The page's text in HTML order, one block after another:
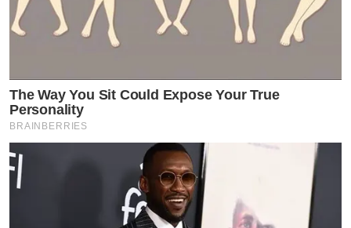
ทำร้ายสุขภาพคุณทุกวัน เพื่อป้องกันเราจำเป็นต้องทาน
อาหารเสริมบำรุงตับฮอกเก๊ตไธโอน ที่ประกอบด้วยสมุนไพร
ตับ อายุ35ปีขึ้นไป จำเป็นต้องทานวันละ1เม็ด เพราะตับ
เป็นอวัยวะที่รับของเสีย หากตับพังสุขภาพพัง
กดลิ้งค์รับข้อมูล อาหารเสริมบำรุงตับ จากเกาหลีเพิ่มเติ่ม
ได้ที่ Link ด้านล่าง
https://www.tvpoolreward.com/
The Way You Sit Could Expose Your True
Personality
BRAINBERRIES